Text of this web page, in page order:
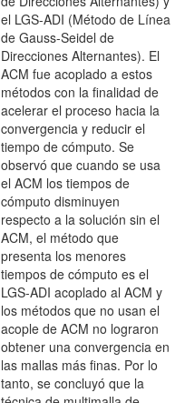
el LGS-ADI (Método de Línea
de Gauss-Seidel de
Direcciones Alternantes). El
ACM fue acoplado a estos
métodos con la finalidad de
acelerar el proceso hacia la
convergencia y reducir el
tiempo de cómputo. Se
observó que cuando se usa
el ACM los tiempos de
cómputo disminuyen
respecto a la solución sin el
ACM, el método que
presenta los menores
tiempos de cómputo es el
LGS-ADI acoplado al ACM y
los métodos que no usan el
acople de ACM no lograron
obtener una convergencia en
las mallas más finas. Por lo
tanto, se concluyó que la